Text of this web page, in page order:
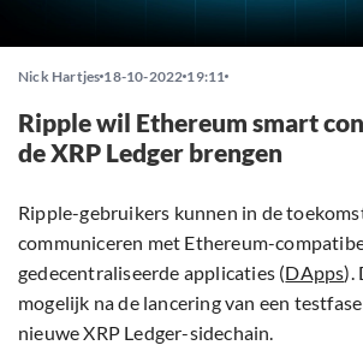
Nick Hartjes 18-10-2022 19:11
Ripple wil Ethereum smart
de XRP Ledger brengen
Ripple-gebruikers kunnen in de
communiceren met Ethereum-
gedecentraliseerde applicaties (DApps).
mogelijk na de lancering van een testfase
nieuwe XRP Ledger-sidechain.